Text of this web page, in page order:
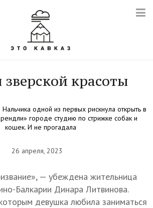
зверской красоты
одной из первых рискнула открыть в
городе студию по стрижке собак и
кошек. И не прогадала
26 апреля, 2023
— убеждена жительница
Балкарии Динара Литвинова.
девушка любила заниматься